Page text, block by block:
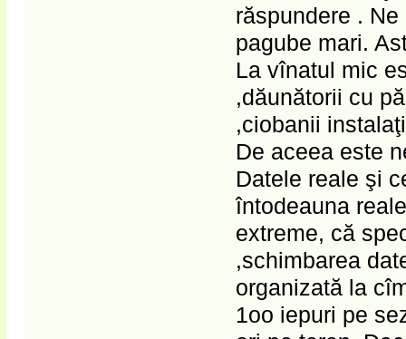
răspundere .
pagube mari.
La vînatul mic
,dăunătorii cu
,ciobanii
De aceea este
Datele reale şi
întodeauna
extreme, că
,schimbarea
organizată la
1oo iepuri pe